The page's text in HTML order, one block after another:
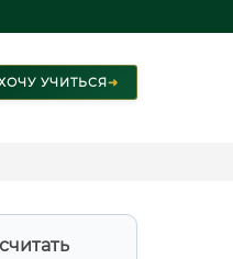
УЧИТЬСЯ➜